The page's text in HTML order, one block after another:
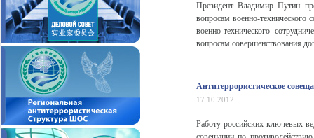
Президент Владимир Путин
вопросам военно-технического
военно-технического
вопросам совершенствования
Антитеррористическое
17.10.2012
Работу российских ключевых